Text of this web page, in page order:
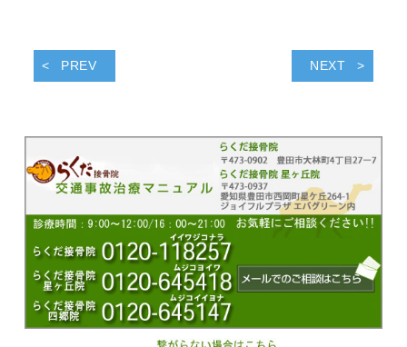
PREV NEXT